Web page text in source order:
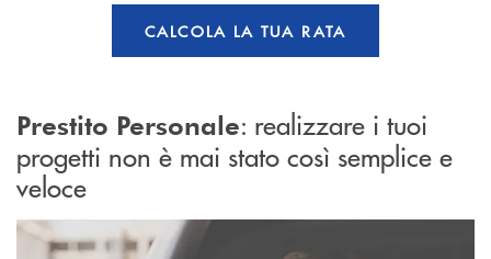
CALCOLA LA TUA RATA
Prestito Personale: realizzare i tuoi
progetti non è mai stato così semplice e
veloce